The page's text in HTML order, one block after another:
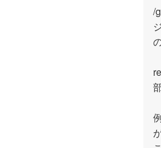
/